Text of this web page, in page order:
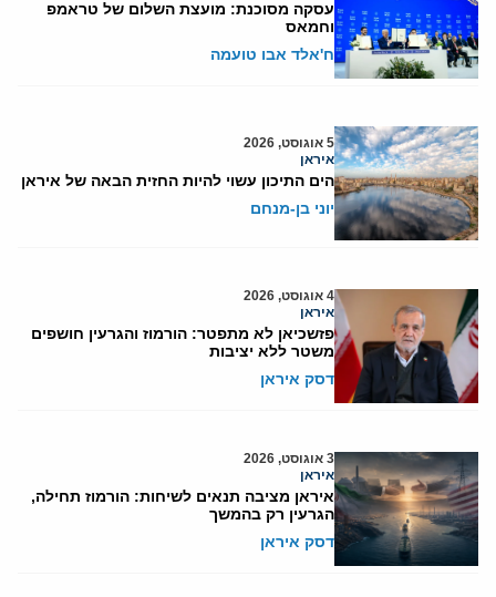
עסקה מסוכנת: מועצת השלום של טראמפ
וחמאס
ח'אלד אבו טועמה
5 אוגוסט, 2026
איראן
הים התיכון עשוי להיות החזית הבאה של איראן
יוני בן-מנחם
4 אוגוסט, 2026
איראן
פזשכיאן לא מתפטר: הורמוז והגרעין חושפים
משטר ללא יציבות
דסק איראן
3 אוגוסט, 2026
איראן
איראן מציבה תנאים לשיחות: הורמוז תחילה,
הגרעין רק בהמשך
דסק איראן